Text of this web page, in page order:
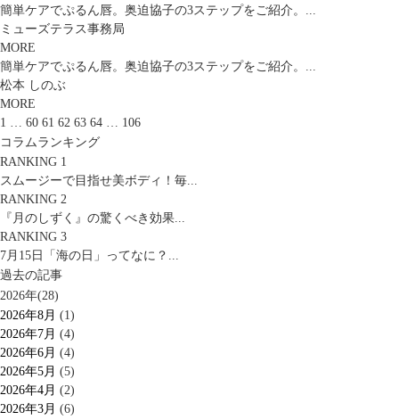
簡単ケアでぷるん唇。奥迫協子の3ステップをご紹介。...
ミューズテラス事務局
MORE
簡単ケアでぷるん唇。奥迫協子の3ステップをご紹介。...
松本 しのぶ
MORE
1 … 60 61 62 63 64 … 106
コラムランキング
RANKING 1
スムージーで目指せ美ボディ！毎...
RANKING 2
『月のしずく』の驚くべき効果...
RANKING 3
7月15日「海の日」ってなに？...
過去の記事
2026年(28)
2026年8月 (1)
2026年7月 (4)
2026年6月 (4)
2026年5月 (5)
2026年4月 (2)
2026年3月 (6)